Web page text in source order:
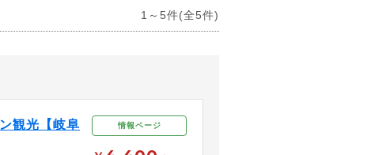
1～5件(全5件)
観光【岐阜
情報ページ